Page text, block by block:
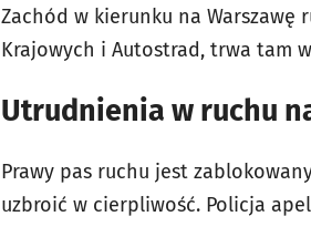
Zachód w kierunku na Warszawę
Krajowych i Autostrad, trwa tam
Utrudnienia w ruchu
Prawy pas ruchu jest
uzbroić w cierpliwość. Policja